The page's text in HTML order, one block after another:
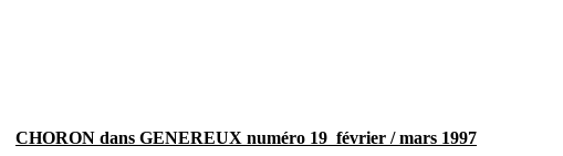
CHORON dans GENEREUX numéro 19  février / mars 1997